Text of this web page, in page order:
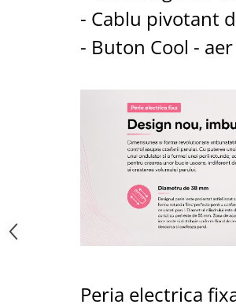
Tablete energizante- Cablu pivotant
- Buton Cool -
Peria electrica